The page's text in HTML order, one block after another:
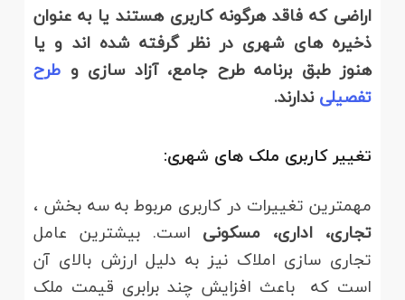
اراضی که فاقد هرگونه کاربری هستند یا به عنوان
ذخیره های شهری در نظر گرفته شده اند و یا
هنوز طبق برنامه طرح جامع، آزاد سازی و طرح
تفصیلیندارند.
تغییر کاربری ملک های شهری:
مهمترین تغییرات در کاربری مربوط به سه بخش ،
تجاری، اداری، مسکونی است. بیشترین عامل
تجاری سازی املاک نیز به دلیل ارزش بالای آن
است که باعث افزایش چند برابری قیمت ملک